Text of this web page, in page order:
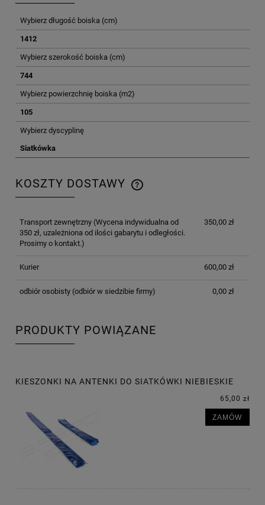
Wybierz długość boiska (cm)
1412
Wybierz szerokość boiska (cm)
744
Wybierz powierzchnię boiska (m2)
105
Wybierz dyscyplinę
Siatkówka
KOSZTY DOSTAWY
CENA NIE ZAWIERA EWENTUALNYCH KOSZTÓW
Transport zewnętrzny(Wycena indywidualna od
350 zł, uzależniona od ilości gabarytu i odległości.
Prosimy o kontakt.)
350,00 zł
Kurier 600,00 zł
odbiór osobisty(odbiór w siedzibie firmy) 0,00 zł
PRODUKTY POWIĄZANE
KIESZONKI NA ANTENKI DO SIATKÓWKI NIEBIESKIE
65,00 zł
ZAMÓW